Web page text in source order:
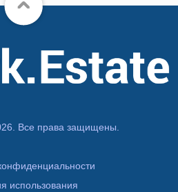
Все права защищены.
использования